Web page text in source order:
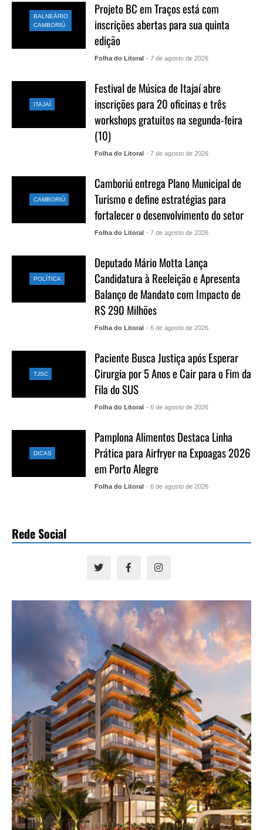
BALNEÁRIO
CAMBORIÚ
Projeto BC em Traços está com
inscrições abertas para sua quinta
edição
Folha do Litoral - 7 de agosto de 2026
ITAJAÍ
Festival de Música de Itajaí abre
inscrições para 20 oficinas e três
workshops gratuitos na segunda-feira
(10)
Folha do Litoral - 7 de agosto de 2026
CAMBORIÚ
Camboriú entrega Plano Municipal de
Turismo e define estratégias para
fortalecer o desenvolvimento do setor
Folha do Litoral - 7 de agosto de 2026
POLÍTICA
Deputado Mário Motta Lança
Candidatura à Reeleição e Apresenta
Balanço de Mandato com Impacto de
R$ 290 Milhões
Folha do Litoral - 6 de agosto de 2026
TJSC
Paciente Busca Justiça após Esperar
Cirurgia por 5 Anos e Cair para o Fim da
Fila do SUS
Folha do Litoral - 6 de agosto de 2026
DICAS
Pamplona Alimentos Destaca Linha
Prática para Airfryer na Expoagas 2026
em Porto Alegre
Folha do Litoral - 6 de agosto de 2026
Rede Social